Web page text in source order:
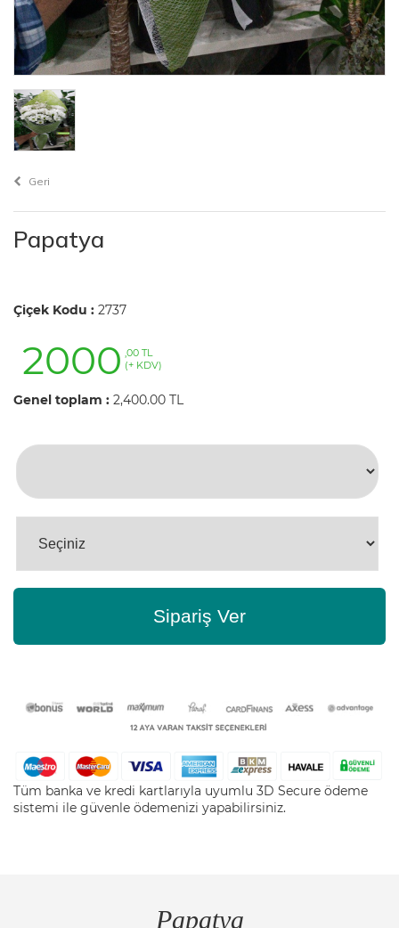
Geri
Papatya
Çiçek Kodu : 2737
2000 ,00 TL
(+ KDV)
Genel toplam : 2,400.00 TL
Sipariş Ver
Tüm banka ve kredi kartlarıyla uyumlu 3D Secure ödeme
sistemi ile güvenle ödemenizi yapabilirsiniz.
Papatya